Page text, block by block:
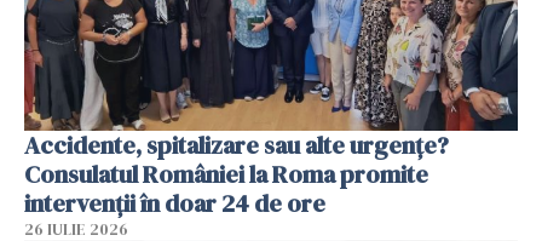
Accidente, spitalizare sau alte urgențe?
Consulatul României la Roma promite
intervenții în doar 24 de ore
26 IULIE 2026